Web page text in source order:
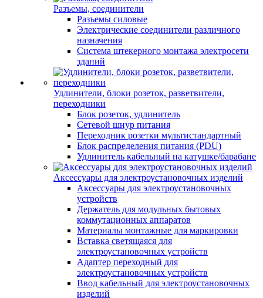
Разъемы, соединители
Разъемы силовые
Электрические соединители различного
назначения
Система штекерного монтажа электросети
зданий
Удлинители, блоки розеток, разветвители,
переходники
Блок розеток, удлинитель
Сетевой шнур питания
Переходник розетки мультистандартный
Блок распределения питания (PDU)
Удлинитель кабельный на катушке/барабане
Аксессуары для электроустановочных изделий
Аксессуары для электроустановочных
устройств
Держатель для модульных бытовых
коммутационных аппаратов
Материалы монтажные для маркировки
Вставка светящаяся для
электроустановочных устройств
Адаптер переходный для
электроустановочных устройств
Ввод кабельный для электроустановочных
изделий